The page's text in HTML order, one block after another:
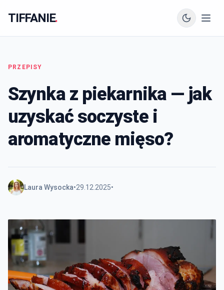
TIFFANIE.
PRZEPISY
Szynka z piekarnika — jak
uzyskać soczyste i
aromatyczne mięso?
Laura Wysocka•29.12.2025•